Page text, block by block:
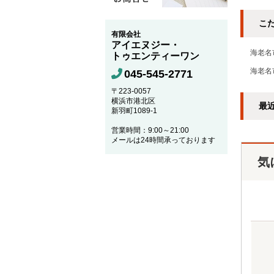
こ
海老名
海老名
最
気
有限会社
アイエヌジー・
トゥエンティーワン
045-545-2771
〒223-0057
横浜市港北区
新羽町1089-1
営業時間：9:00～21:00
メールは24時間承っております